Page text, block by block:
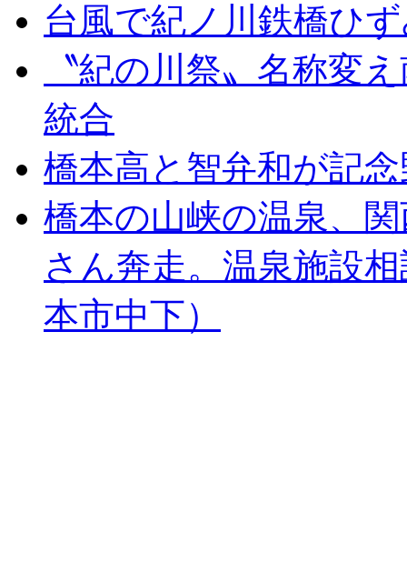
台風で紀ノ川鉄橋ひ
〝紀の川祭〟名称変
統合
橋本高と智弁和が記
橋本の山峡の温泉、
さん奔走。温泉施設
本市中下）